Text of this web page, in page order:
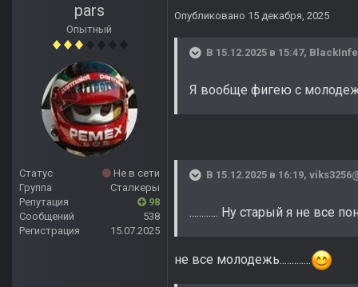
pars
Опытный
Статус
Не в сети
Группа
Сталкеры
Репутация
98
Сообщений
538
Регистрация
15.07.2025
Опубликовано 15 декабря, 2025
В 15.12.2025 в 15:47,
Я вообще фигею с
В 15.12.2025 в 16:19,
............ Ну старый я не все
не все молодежь.............